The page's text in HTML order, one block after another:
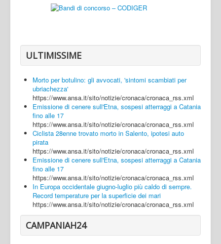
Caserta
Napoli
Salerno
Login
ULTIMISSIME
Morto per botulino: gli avvocati, 'sintomi scambiati per
ubriachezza'
https://www.ansa.it/sito/notizie/cronaca/cronaca_rss.xml
Emissione di cenere sull'Etna, sospesi atterraggi a Catania
fino alle 17
https://www.ansa.it/sito/notizie/cronaca/cronaca_rss.xml
Ciclista 28enne trovato morto in Salento, ipotesi auto
pirata
https://www.ansa.it/sito/notizie/cronaca/cronaca_rss.xml
Emissione di cenere sull'Etna, sospesi atterraggi a Catania
fino alle 17
https://www.ansa.it/sito/notizie/cronaca/cronaca_rss.xml
In Europa occidentale giugno-luglio più caldo di sempre.
Record temperature per la superficie dei mari
https://www.ansa.it/sito/notizie/cronaca/cronaca_rss.xml
CAMPANIAH24